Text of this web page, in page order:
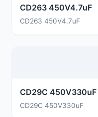
CD263 450V4.7uF
CD263 450V4.7uF
CD29C 450V330uF
CD29C 450V330uF